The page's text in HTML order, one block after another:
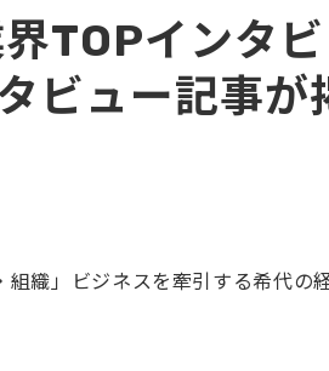
TOPインタ
ビュー記事が
組織」ビジネスを牽引する希代